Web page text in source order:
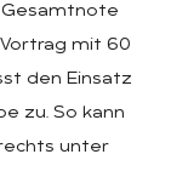
Gesamtnote
mit 60
den Einsatz
zu. So kann
unter